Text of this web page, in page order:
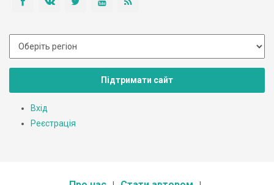
Підтримати сайт
Вхід
Реєстрація